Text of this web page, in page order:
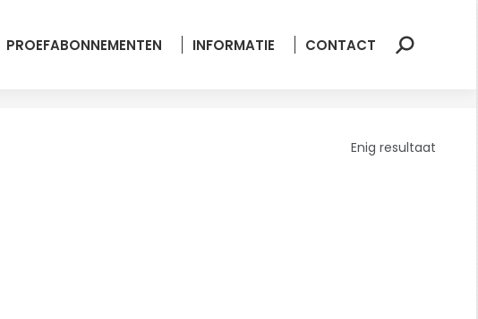
PROEFABONNEMENTEN INFORMATIE CONTACT Zoeken:
Enig resultaat